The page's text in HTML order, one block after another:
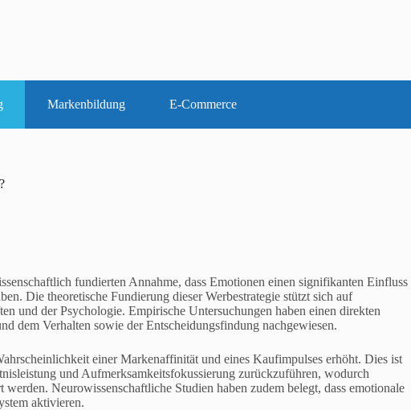
Markenbildung E-Commerce
fundierten Annahme, dass Emotionen einen signifikanten Einfluss
Die theoretische Fundierung dieser Werbestrategie stützt sich auf
und der Psychologie. Empirische Untersuchungen haben einen direkten
dem Verhalten sowie der Entscheidungsfindung nachgewiesen.
einer Markenaffinität und eines Kaufimpulses erhöht. Dies ist
und Aufmerksamkeitsfokussierung zurückzuführen, wodurch
Neurowissenschaftliche Studien haben zudem belegt, dass emotionale
aktivieren.